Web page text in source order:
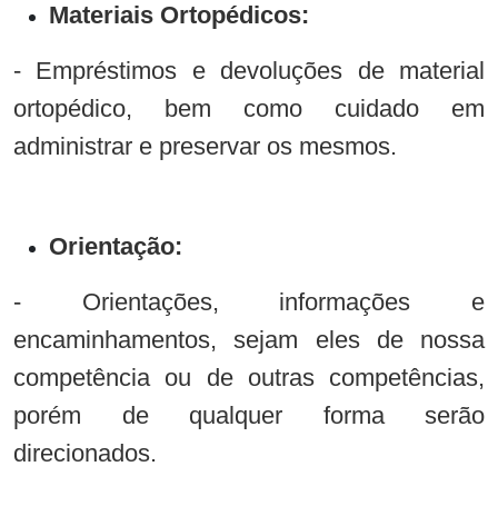
Materiais Ortopédicos:
- Empréstimos e devoluções de material
ortopédico, bem como cuidado em
administrar e preservar os mesmos.
Orientação:
- Orientações, informações e
encaminhamentos, sejam eles de nossa
competência ou de outras competências,
porém de qualquer forma serão
direcionados.